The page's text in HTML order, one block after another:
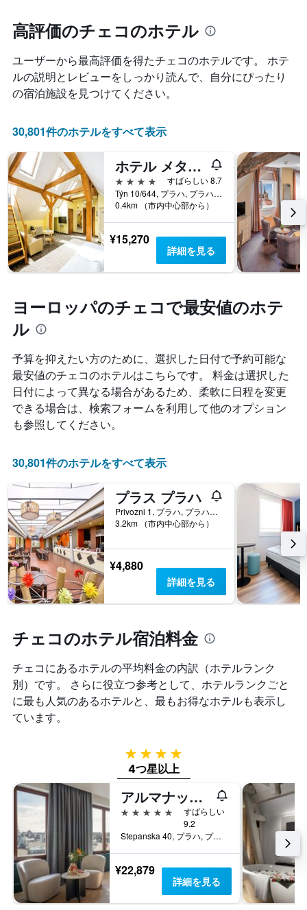
平
均
金
を
表
し
い
ま
す
本
は、
日
を
表
い
す。
表
の
軸
1​
本
は、
客
室
平
均
金
を
表
し
て
い
ま
す
れ
て
室
料
金
が
の
よ
う
に
変
化
る
か
を
表
し
ま
表
X
軸
1
本
は、
宿
で
日
数
を
表
し
て
い
ま
す
表
Y
軸
本
は、
客
室
の
を
表
て
い
ま
す
高評価のチェコのホテル
ユーザーから最高評価を得たチェコ​のホテルです。 ホテ
ルの説明とレビューをしっかり読んで、自分にぴったり
の宿泊施設を見つけてください。
30,801件のホテルをすべて表示
ホテル メタモルフィス
4つ星
すばらしい 8.7
Týn 10/644, プラハ, プラハ（行政区）, チェコ
0.4km （市内中心部から）
¥15,270
詳細を見る
ヨーロッパのチェコで最安値のホテ
ル
予算を抑えたい方のために、選択した日付で予約可能な
最安値のチェコのホテルはこちらです。 料金は選択した
日付によって異なる場合があるため、柔軟に日程を変更
できる場合は、検索フォームを利用して他のオプション
も参照してください。
30,801件のホテルをすべて表示
プラス プラハ
Privozni 1, プラハ, プラハ（行政区）, チェコ
3.2km （市内中心部から）
¥4,880
詳細を見る
チェコのホテル宿泊料金
チェコ​にあるホテルの平均料金の内訳（ホテルランク
別）です。 さらに役立つ参考として、ホテルランクごと
に最も人気のあるホテルと、最もお得なホテルも表示し
ています。
4つ星
4つ星以上
アルマナックXアルクロンプラハ
5つ星
すばらしい
9.2
Stepanska 40, プラハ, プラハ（行政区）, チェコ
¥22,879
詳細を見る